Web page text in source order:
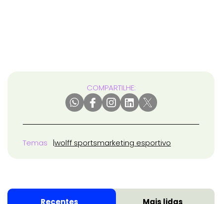
COMPARTILHE:
Temas wolff sportsmarketing esportivo
Recentes Mais lidas